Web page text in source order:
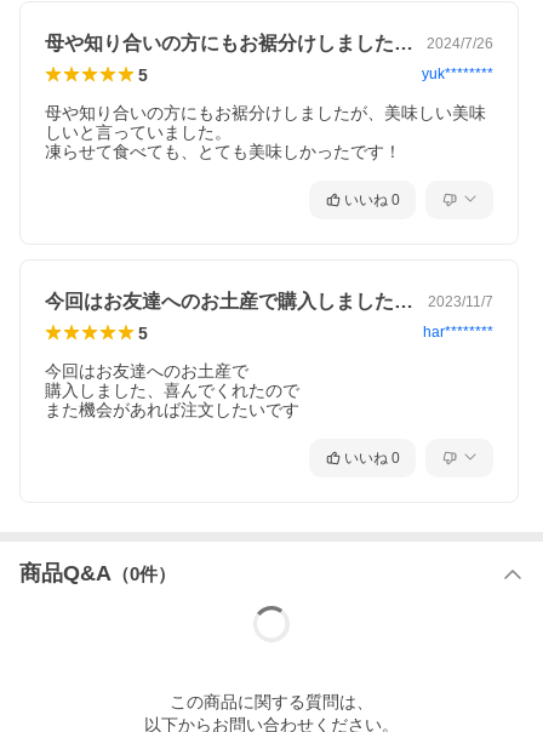
母や知り合いの方にもお裾分けしましたが… 2024/7/26
5 yuk********
母や知り合いの方にもお裾分けしましたが、美味しい美味
しいと言っていました。
凍らせて食べても、とても美味しかったです！
いいね 0
今回はお友達へのお土産で購入しました、… 2023/11/7
5 har********
今回はお友達へのお土産で
購入しました、喜んでくれたので
また機会があれば注文したいです
いいね 0
商品Q&A （0件）
この商品に関する質問は、
以下からお問い合わせください。